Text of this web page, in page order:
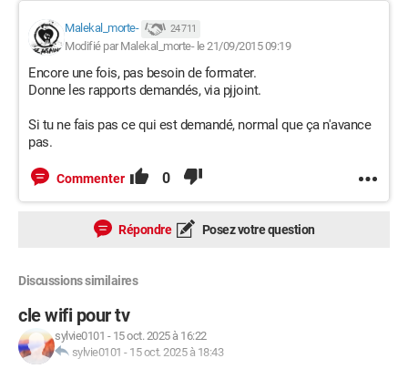
Malekal_morte- 24 711
Modifié par Malekal_morte- le 21/09/2015 09:19
Encore une fois, pas besoin de formater.
Donne les rapports demandés, via pjjoint.
Si tu ne fais pas ce qui est demandé, normal que ça n'avance
pas.
Commenter 0
Répondre Posez votre question
Discussions similaires
cle wifi pour tv
sylvie0101 - 15 oct. 2025 à 16:22
sylvie0101 - 15 oct. 2025 à 18:43